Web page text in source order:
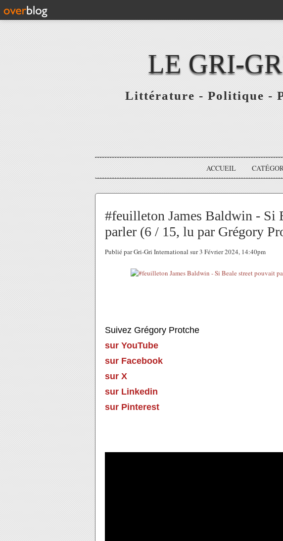
LE GRI-
Littérature - Politique -
ACCUEIL
#feuilleton James Baldwin - Si
parler (6 / 15, lu par Grégory
Publié par Gri-Gri International sur 3 Février 2024, 14:40pm
Suivez Grégory Protche
sur YouTube
sur Facebook
sur X
sur Linkedin
sur Pinterest